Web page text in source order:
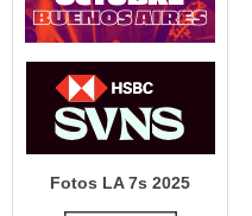
Fotos LA 7s 2025